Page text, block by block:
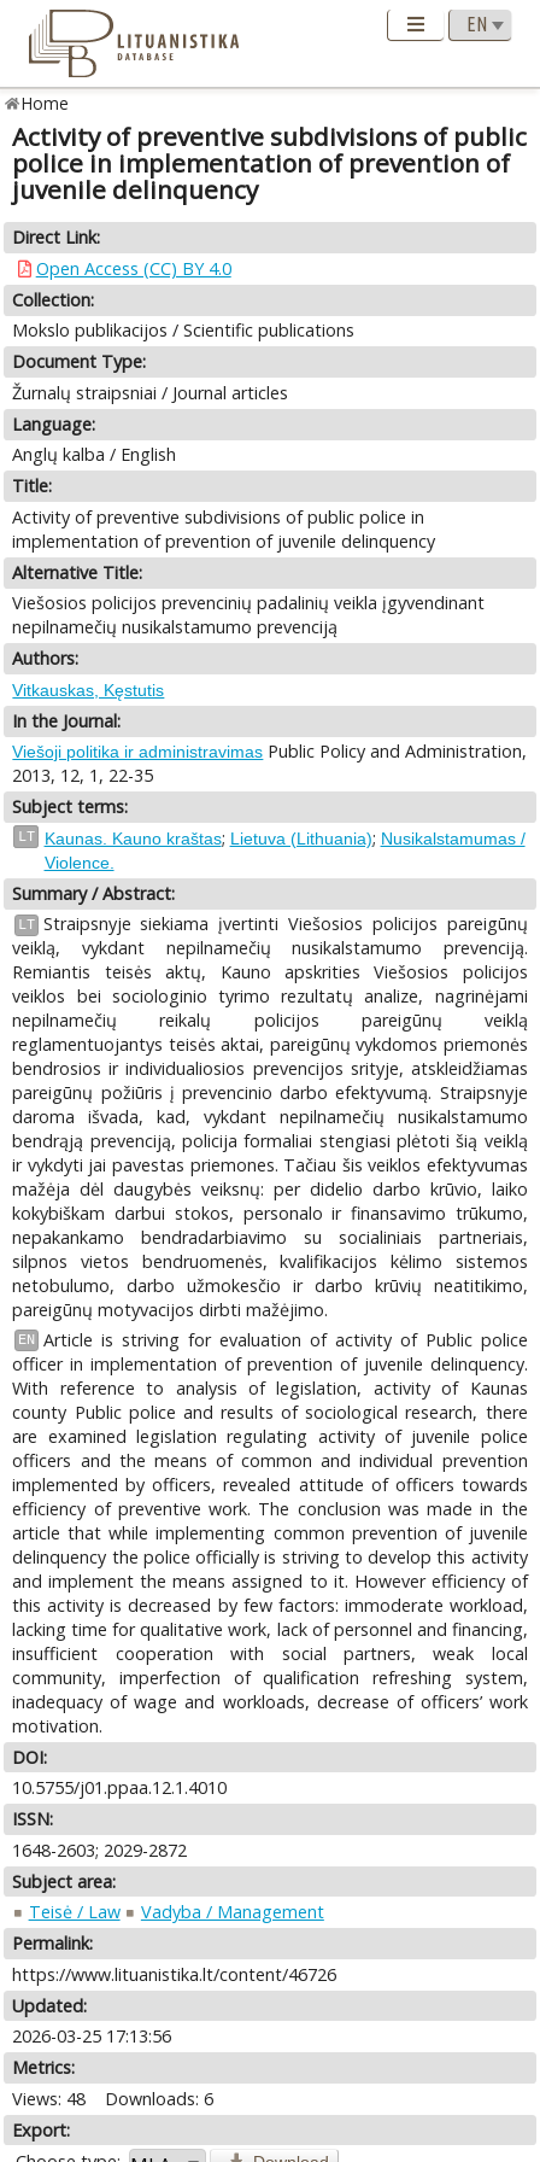
Home
Activity of preventive subdivisions of public
police in implementation of prevention of
juvenile delinquency
Direct Link:
Open Access (CC) BY 4.0
Collection:
Mokslo publikacijos / Scientific publications
Document Type:
Žurnalų straipsniai / Journal articles
Language:
Anglų kalba / English
Title:
Activity of preventive subdivisions of public police in
implementation of prevention of juvenile delinquency
Alternative Title:
Viešosios policijos prevencinių padalinių veikla įgyvendinant
nepilnamečių nusikalstamumo prevenciją
Authors:
Vitkauskas, Kęstutis
In the Journal:
Viešoji politika ir administravimas Public Policy and Administration,
2013, 12, 1, 22-35
Subject terms:
LT Kaunas. Kauno kraštas; Lietuva (Lithuania); Nusikalstamumas /
Violence.
Summary / Abstract:
LT Straipsnyje siekiama įvertinti Viešosios policijos pareigūnų
veiklą, vykdant nepilnamečių nusikalstamumo prevenciją.
Remiantis teisės aktų, Kauno apskrities Viešosios policijos
veiklos bei sociologinio tyrimo rezultatų analize, nagrinėjami
nepilnamečių reikalų policijos pareigūnų veiklą
reglamentuojantys teisės aktai, pareigūnų vykdomos priemonės
bendrosios ir individualiosios prevencijos srityje, atskleidžiamas
pareigūnų požiūris į prevencinio darbo efektyvumą. Straipsnyje
daroma išvada, kad, vykdant nepilnamečių nusikalstamumo
bendrąją prevenciją, policija formaliai stengiasi plėtoti šią veiklą
ir vykdyti jai pavestas priemones. Tačiau šis veiklos efektyvumas
mažėja dėl daugybės veiksnų: per didelio darbo krūvio, laiko
kokybiškam darbui stokos, personalo ir finansavimo trūkumo,
nepakankamo bendradarbiavimo su socialiniais partneriais,
silpnos vietos bendruomenės, kvalifikacijos kėlimo sistemos
netobulumo, darbo užmokesčio ir darbo krūvių neatitikimo,
pareigūnų motyvacijos dirbti mažėjimo.
EN
Article is striving for evaluation of activity of Public police
officer in implementation of prevention of juvenile delinquency.
With reference to analysis of legislation, activity of Kaunas
county Public police and results of sociological research, there
are examined legislation regulating activity of juvenile police
officers and the means of common and individual prevention
implemented by officers, revealed attitude of officers towards
efficiency of preventive work. The conclusion was made in the
article that while implementing common prevention of juvenile
delinquency the police officially is striving to develop this activity
and implement the means assigned to it. However efficiency of
this activity is decreased by few factors: immoderate workload,
lacking time for qualitative work, lack of personnel and financing,
insufficient cooperation with social partners, weak local
community, imperfection of qualification refreshing system,
inadequacy of wage and workloads, decrease of officers’ work
motivation.
DOI:
10.5755/j01.ppaa.12.1.4010
ISSN:
1648-2603; 2029-2872
Subject area:
Teisė / Law
Vadyba / Management
Permalink:
https://www.lituanistika.lt/content/46726
Updated:
2026-03-25 17:13:56
Metrics:
Views: 48
Downloads: 6
Export: